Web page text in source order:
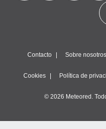
Contacto Sobre nosotros
Cookies Política de
© 2026 Meteored.